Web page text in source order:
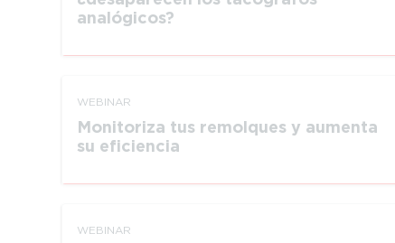
analógicos?
WEBINAR
Monitoriza tus remolques y aumenta
su eficiencia
WEBINAR